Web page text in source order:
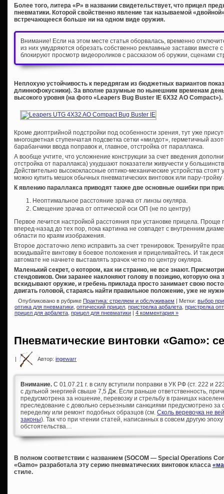
Более того, литера «P» в названии свидетельствует, что прицел
пневматики. Которой свойственно явление так называемой
встречающееся больше ни на одном виде оружия.
Внимание! Если на этом месте статья оборвалась, временно
из них умудряются обрезать собственно рекламные заставки вместе
блокируют просмотр видеороликов с рассказом об оружии, сценами
Неплохую устойчивость к передрягам из бюджетных вариантов
длиннофокусники). За вполне разумные по нынешним временам
высокого уровня (на фото «Leapers Bug Buster IE 6X32 AO Compact»).
Кроме диоптрийной подстройки под особенности зрения, тут уже
многоцветная ступенчатая подсветка сетки «милдот», герметичный
барабанчики ввода поправок и, главное, отстройка от параллакса.
А вообще учтите, что усложнение конструкции за счет введения
отстройка от параллакса) ухудшают показатели живучести у
Действительно высококлассные оптико-механические устройства стоят
можно купить мешок обычных пневматических винтовок или пару-тройку
К явлению параллакса приводят также две основные ошибки при
Неоптимальное расстояние зрачка от линзы окуляра.
Смещение зрачка от оптической оси ОП (не по центру)
Первое лечится настройкой расстояния при установке прицела.
вперед-назад до тех пор, пока картинка не совпадет с внутренним
области по краям изображения.
Второе достаточно легко исправить за счет тренировок. Тренируйте
вскидывайте винтовку в боевое положения и прицеливайтесь. И так
автомате не начнете выставлять зрачок четко по центру окуляра.
Маленький секрет, о котором, как ни странно, не все знают.
стендовиков. Они заранее наклоняют голову в позицию, которую она
вскидывают оружие, и гребень приклада просто занимает свою
двигать головой, стараясь найти правильное положение, уже не
Опубликовано в рубрике Практика: стреляем и обслуживаем | Метки: выбор
оптика для пневматики, оптический прицел, пристрелка арбалета, пристрелка
прицел для арбалета, прицел для пневматики 4 комментария »
Пневматические винтовки «Gamo»:
| Автор: ingewarr
Внимание. С 01.07.21 г. в силу вступили поправки в УК РФ (ст. 222 и
с дульной энергией свыше 7,5 Дж. Если раньше ответственность,
предусмотрена за ношение, перевозку и стрельбу в границах
преследование с довольно серьезными санкциями предусмотрено за
переделку или ремонт подобных образцов (см. Сколь веревочка не
законы). Так что при чтении статей, написанных в совсем другую
обстоятельства…
В полном соответствии с названием (SOCOM — Special Operations
«Gamo» разработала эту серию пневматических винтовок класса
стиле.